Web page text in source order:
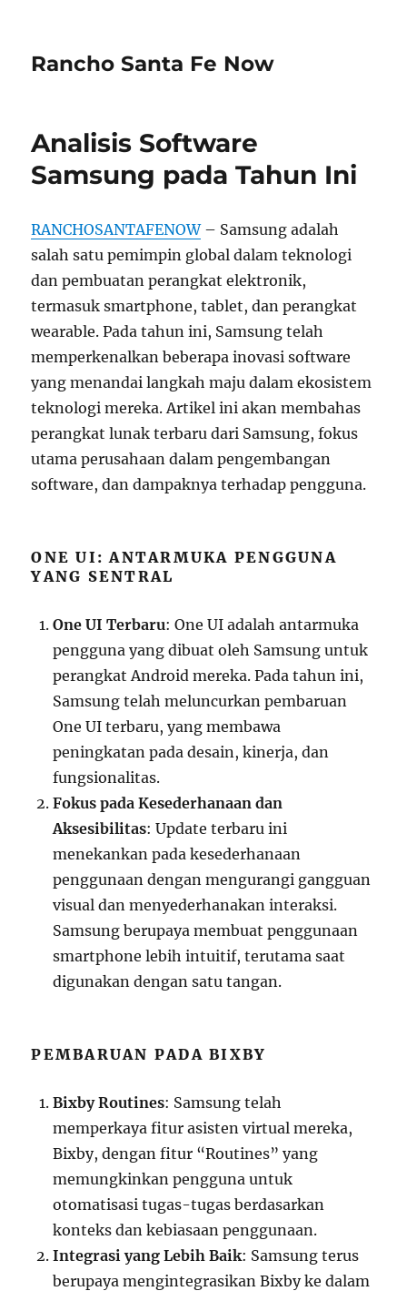
Rancho Santa Fe Now
Analisis Software
Samsung pada Tahun Ini
RANCHOSANTAFENOW– Samsung adalah
salah satu pemimpin global dalam teknologi
dan pembuatan perangkat elektronik,
termasuk smartphone, tablet, dan perangkat
wearable. Pada tahun ini, Samsung telah
memperkenalkan beberapa inovasi software
yang menandai langkah maju dalam ekosistem
teknologi mereka. Artikel ini akan membahas
perangkat lunak terbaru dari Samsung, fokus
utama perusahaan dalam pengembangan
software, dan dampaknya terhadap pengguna.
ONE UI: ANTARMUKA PENGGUNA
YANG SENTRAL
One UI Terbaru: One UI adalah antarmuka
pengguna yang dibuat oleh Samsung untuk
perangkat Android mereka. Pada tahun ini,
Samsung telah meluncurkan pembaruan
One UI terbaru, yang membawa
peningkatan pada desain, kinerja, dan
fungsionalitas.
Fokus pada Kesederhanaan dan
Aksesibilitas: Update terbaru ini
menekankan pada kesederhanaan
penggunaan dengan mengurangi gangguan
visual dan menyederhanakan interaksi.
Samsung berupaya membuat penggunaan
smartphone lebih intuitif, terutama saat
digunakan dengan satu tangan.
PEMBARUAN PADA BIXBY
Bixby Routines: Samsung telah
memperkaya fitur asisten virtual mereka,
Bixby, dengan fitur “Routines” yang
memungkinkan pengguna untuk
otomatisasi tugas-tugas berdasarkan
konteks dan kebiasaan penggunaan.
Integrasi yang Lebih Baik: Samsung terus
berupaya mengintegrasikan Bixby ke dalam